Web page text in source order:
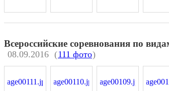
Всероссийские соревнования по
08.09.2016 (111 фото)